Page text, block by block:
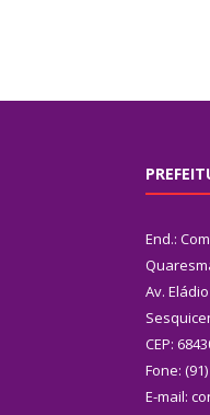
End.:
Av.
CEP:
Fone:
E-mail: